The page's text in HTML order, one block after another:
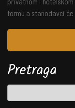
formu a stanodavci
Pretraga